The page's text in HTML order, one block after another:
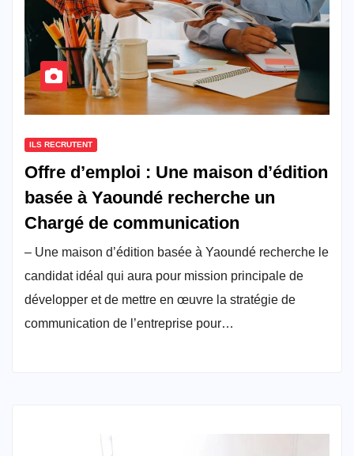
ILS RECRUTENT
Offre d’emploi : Une maison d’édition
basée à Yaoundé recherche un
Chargé de communication
– Une maison d’édition basée à Yaoundé recherche le
candidat idéal qui aura pour mission principale de
développer et de mettre en œuvre la stratégie de
communication de l’entreprise pour…